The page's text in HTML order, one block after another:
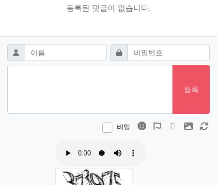
등록된 댓글이 없습니다.
댓글쓰기
이름 필수 비밀번호필수
등록
비밀 이모티콘폰트어썸
동영상 이미지